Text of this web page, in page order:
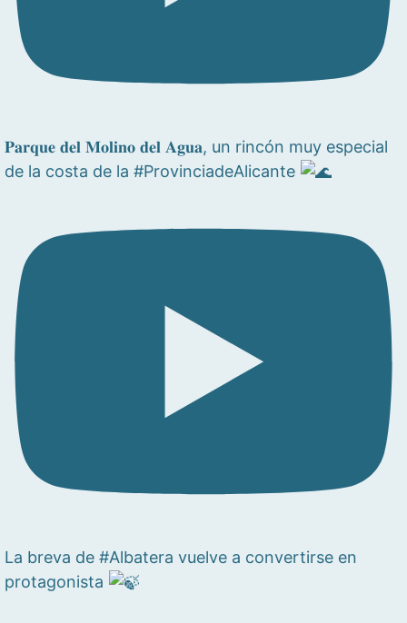
𝐏𝐚𝐫𝐪𝐮𝐞 𝐝𝐞𝐥 𝐌𝐨𝐥𝐢𝐧𝐨 𝐝𝐞𝐥 𝐀𝐠𝐮𝐚, un rincón muy especial
de la costa de la #ProvinciadeAlicante
La breva de #Albatera vuelve a convertirse en
protagonista